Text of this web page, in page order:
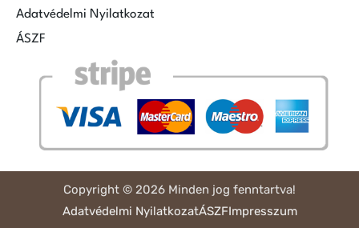
Adatvédelmi Nyilatkozat
ÁSZF
Copyright © 2026 Minden jog fenntartva!
Adatvédelmi NyilatkozatÁSZFImpresszum